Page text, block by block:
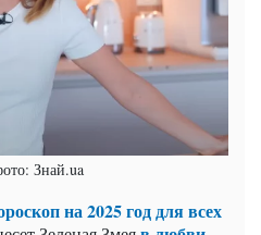
Знай.ua
на 2025 год для всех